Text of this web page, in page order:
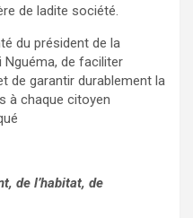
de ladite société.
du président de la
Nguéma, de faciliter
de garantir durablement la
à chaque citoyen
de l’habitat, de